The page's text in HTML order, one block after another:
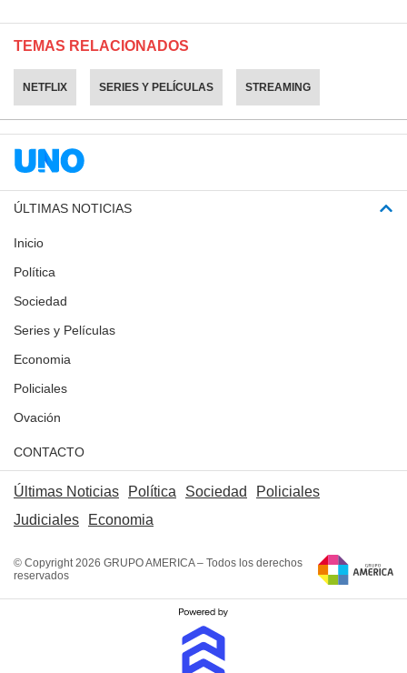
TEMAS RELACIONADOS
NETFLIX SERIES Y PELÍCULAS STREAMING
ÚLTIMAS NOTICIAS
Inicio
Política
Sociedad
Series y Películas
Economia
Policiales
Ovación
CONTACTO
Últimas Noticias Política Sociedad
Policiales
Judiciales
Economia
© Copyright 2026 GRUPO AMERICA – Todos los derechos
reservados